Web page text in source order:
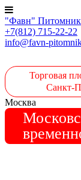
"Фавн"
+7(812) 715-22-22
info@favn-
Торговая
Санкт-
Москва